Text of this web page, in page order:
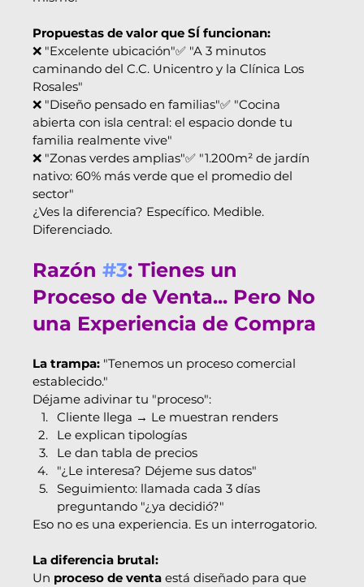
Propuestas de valor que SÍ funcionan:
❌ "Excelente ubicación"✅ "A 3 minutos
caminando del C.C. Unicentro y la Clínica Los
Rosales"
❌ "Diseño pensado en familias"✅ "Cocina
abierta con isla central: el espacio donde tu
familia realmente vive"
❌ "Zonas verdes amplias"✅ "1.200m² de jardín
nativo: 60% más verde que el promedio del
sector"
¿Ves la diferencia? Específico. Medible.
Diferenciado.
Razón #3: Tienes un
Proceso de Venta... Pero No
una Experiencia de Compra
La trampa: "Tenemos un proceso comercial
establecido."
Déjame adivinar tu "proceso":
Cliente llega → Le muestran renders
Le explican tipologías
Le dan tabla de precios
"¿Le interesa? Déjeme sus datos"
Seguimiento: llamada cada 3 días
preguntando "¿ya decidió?"
Eso no es una experiencia. Es un interrogatorio.
La diferencia brutal:
Un proceso de venta está diseñado para que